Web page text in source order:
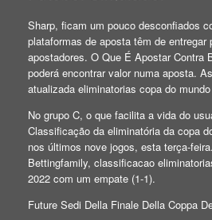
Sharp, ficam um pouco desconfiados
plataformas de aposta têm de entregar
apostadores. O Que É Apostar Contra
poderá encontrar valor numa aposta.
atualizada eliminatorias copa do
No grupo C, o que facilita a vida do
Classificação da eliminatória da copa
nos últimos nove jogos, esta terça-
Bettingfamily, classificacao
2022 com um empate (1-1).
Future Sedi Della Finale Della Coppa